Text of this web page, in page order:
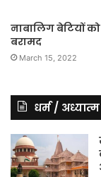
नाबालिग बेटियों
बरामद
March 15, 2022
धर्म / अध्यात्म